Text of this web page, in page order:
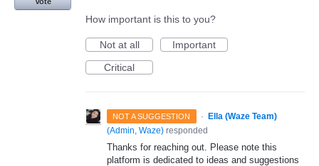
How important is this to you?
Not at all
Important
Critical
NOT A SUGGESTION · Ella (Waze Team)
(Admin, Waze) responded
Thanks for reaching out. Please note this
platform is dedicated to ideas and suggestions